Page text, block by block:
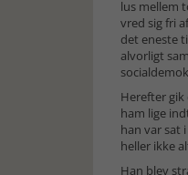
lus mellem
vred sig fri
det eneste
alvorligt
Herefter gik
ham lige
han var sat
heller ikke
Han blev